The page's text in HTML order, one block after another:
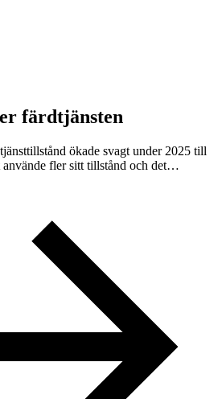
färdtjänsten
ökade svagt under 2025 till
använde fler sitt tillstånd och det…